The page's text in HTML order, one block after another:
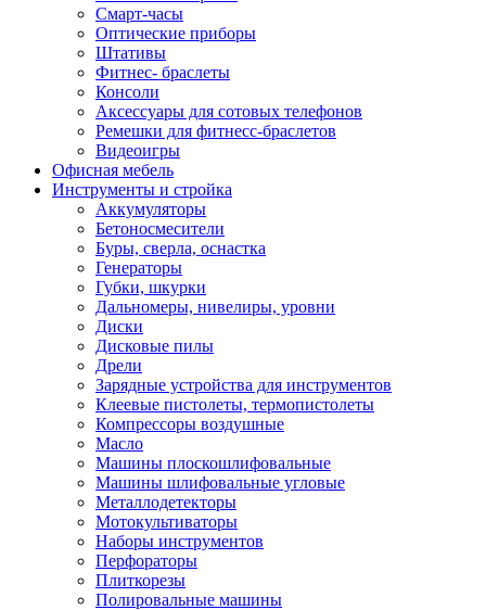
Смарт-часы
Оптические приборы
Штативы
Фитнес- браслеты
Консоли
Аксессуары для сотовых телефонов
Ремешки для фитнесс-браслетов
Видеоигры
Офисная мебель
Инструменты и стройка
Аккумуляторы
Бетоносмесители
Буры, сверла, оснастка
Генераторы
Губки, шкурки
Дальномеры, нивелиры, уровни
Диски
Дисковые пилы
Дрели
Зарядные устройства для инструментов
Клеевые пистолеты, термопистолеты
Компрессоры воздушные
Масло
Машины плоскошлифовальные
Машины шлифовальные угловые
Металлодетекторы
Мотокультиваторы
Наборы инструментов
Перфораторы
Плиткорезы
Полировальные машины